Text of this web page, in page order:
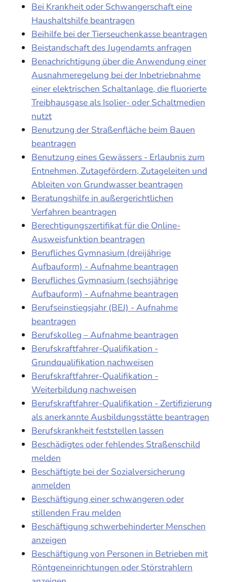
Bei Krankheit oder Schwangerschaft eine
Haushaltshilfe beantragen
Beihilfe bei der Tierseuchenkasse beantragen
Beistandschaft des Jugendamts anfragen
Benachrichtigung über die Anwendung einer
Ausnahmeregelung bei der Inbetriebnahme
einer elektrischen Schaltanlage, die fluorierte
Treibhausgase als Isolier- oder Schaltmedien
nutzt
Benutzung der Straßenfläche beim Bauen
beantragen
Benutzung eines Gewässers - Erlaubnis zum
Entnehmen, Zutagefördern, Zutageleiten und
Ableiten von Grundwasser beantragen
Beratungshilfe in außergerichtlichen
Verfahren beantragen
Berechtigungszertifikat für die Online-
Ausweisfunktion beantragen
Berufliches Gymnasium (dreijährige
Aufbauform) - Aufnahme beantragen
Berufliches Gymnasium (sechsjährige
Aufbauform) - Aufnahme beantragen
Berufseinstiegsjahr (BEJ) - Aufnahme
beantragen
Berufskolleg – Aufnahme beantragen
Berufskraftfahrer-Qualifikation -
Grundqualifikation nachweisen
Berufskraftfahrer-Qualifikation -
Weiterbildung nachweisen
Berufskraftfahrer-Qualifikation - Zertifizierung
als anerkannte Ausbildungsstätte beantragen
Berufskrankheit feststellen lassen
Beschädigtes oder fehlendes Straßenschild
melden
Beschäftigte bei der Sozialversicherung
anmelden
Beschäftigung einer schwangeren oder
stillenden Frau melden
Beschäftigung schwerbehinderter Menschen
anzeigen
Beschäftigung von Personen in Betrieben mit
Röntgeneinrichtungen oder Störstrahlern